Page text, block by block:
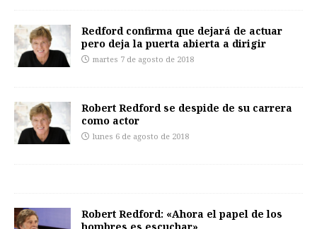
Redford confirma que dejará de actuar
pero deja la puerta abierta a dirigir
martes 7 de agosto de 2018
Robert Redford se despide de su carrera
como actor
lunes 6 de agosto de 2018
Robert Redford: «Ahora el papel de los